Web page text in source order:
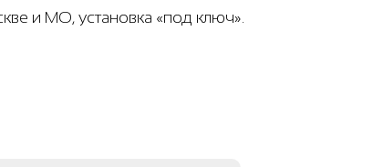
и МО, установка «под ключ».